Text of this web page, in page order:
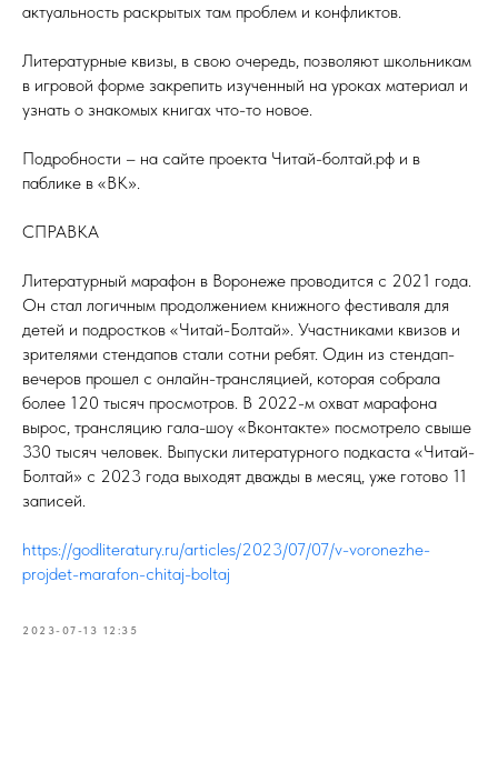
актуальность раскрытых там проблем и конфликтов.
Литературные квизы, в свою очередь, позволяют школьникам
в игровой форме закрепить изученный на уроках материал и
узнать о знакомых книгах что-то новое.
Подробности – на сайте проекта Читай-болтай.рф и в
паблике в «ВК».
СПРАВКА
Литературный марафон в Воронеже проводится с 2021 года.
Он стал логичным продолжением книжного фестиваля для
детей и подростков «Читай-Болтай». Участниками квизов и
зрителями стендапов стали сотни ребят. Один из стендап-
вечеров прошел с онлайн-трансляцией, которая собрала
более 120 тысяч просмотров. В 2022-м охват марафона
вырос, трансляцию гала-шоу «Вконтакте» посмотрело свыше
330 тысяч человек. Выпуски литературного подкаста «Читай-
Болтай» с 2023 года выходят дважды в месяц, уже готово 11
записей.
https://godliteratury.ru/articles/2023/07/07/v-voronezhe-
projdet-marafon-chitaj-boltaj
2023-07-13 12:35